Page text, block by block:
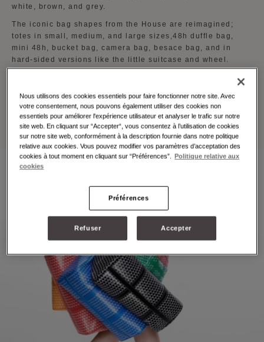
white, brown, and grey.
The iconic bag shapes from the House are reimagined;
totes in small, medium, and large sizes,48h duffle bag,
mini 48h, bucket bag, camera bag, besace bag, and in
hard-sided versions like the little suitcase and wheel.
Passport and cardholders, as well as address tags are also
The M collection is available at all Moynat boutiques
worldwide.
Nous utilisons des cookies essentiels pour faire fonctionner notre site. Avec
votre consentement, nous pouvons également utiliser des cookies non
essentiels pour améliorer l'expérience utilisateur et analyser le trafic sur notre
site web. En cliquant sur “Accepter“, vous consentez à l’utilisation de cookies
sur notre site web, conformément à la description fournie dans notre politique
relative aux cookies. Vous pouvez modifier vos paramètres d’acceptation des
cookies à tout moment en cliquant sur “Préférences”. Politique relative aux
cookies
Préférences
Refuser Accepter